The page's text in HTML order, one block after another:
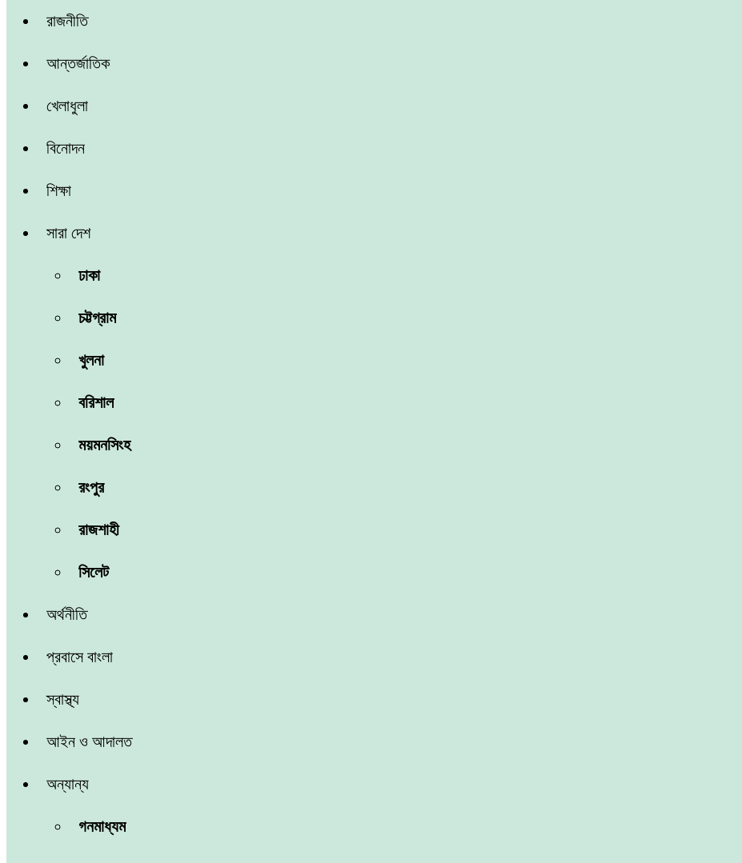
রাজনীতি
আন্তর্জাতিক
খেলাধুলা
বিনোদন
শিক্ষা
সারা দেশ
ঢাকা
চট্টগ্রাম
খুলনা
বরিশাল
ময়মনসিংহ
রংপুর
রাজশাহী
সিলেট
অর্থনীতি
প্রবাসে বাংলা
স্বাস্থ্য
আইন ও আদালত
অন্যান্য
গনমাধ্যম